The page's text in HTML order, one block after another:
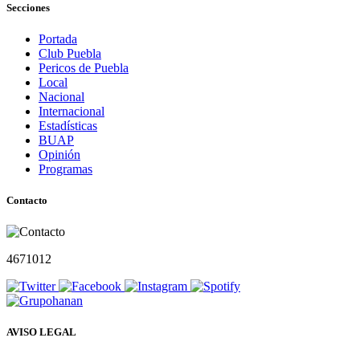
Secciones
Portada
Club Puebla
Pericos de Puebla
Local
Nacional
Internacional
Estadísticas
BUAP
Opinión
Programas
Contacto
4671012
AVISO LEGAL